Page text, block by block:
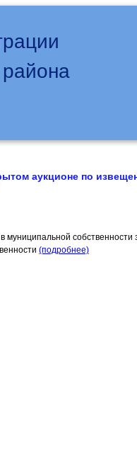
района
аукционе по
муниципальной собственности
(подробнее)